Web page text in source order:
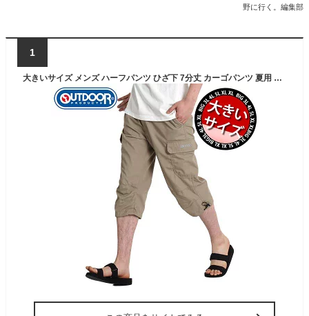
野に行く。編集部
1
大きいサイズ メンズ ハーフパンツ ひざ下 7分丈 カーゴパンツ 夏用 七分丈 ゆったり 太め 2L 3L 4L 5L ワイド イージーパンツ 接触冷感 パンツ 速乾 ドライ ショートパンツ outdoor products アウトドア プロダクツ UVカット